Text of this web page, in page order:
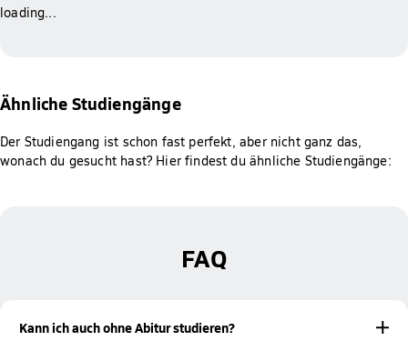
loading...
Ähnliche Studiengänge
Der Studiengang ist schon fast perfekt, aber nicht ganz das,
wonach du gesucht hast? Hier findest du ähnliche Studiengänge:
FAQ
Kann ich auch ohne Abitur studieren?